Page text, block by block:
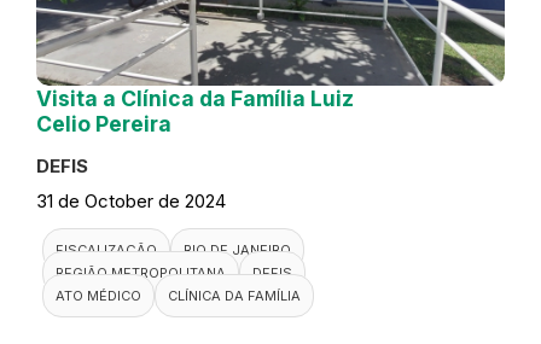
Visita a Clínica da Família Luiz
Celio Pereira
DEFIS
31 de October de 2024
FISCALIZAÇÃO
RIO DE JANEIRO
REGIÃO METROPOLITANA
DEFIS
ATO MÉDICO
CLÍNICA DA FAMÍLIA